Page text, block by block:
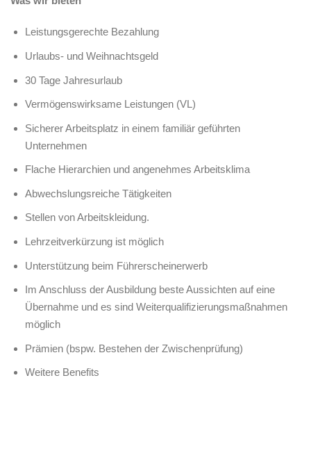
Leistungsgerechte Bezahlung
Urlaubs- und Weihnachtsgeld
30 Tage Jahresurlaub
Vermögenswirksame Leistungen (VL)
Sicherer Arbeitsplatz in einem familiär geführten
Unternehmen
Flache Hierarchien und angenehmes Arbeitsklima
Abwechslungsreiche Tätigkeiten
Stellen von Arbeitskleidung.
Lehrzeitverkürzung ist möglich
Unterstützung beim Führerscheinerwerb
Im Anschluss der Ausbildung beste Aussichten auf eine
Übernahme und es sind Weiterqualifizierungsmaßnahmen
möglich
Prämien (bspw. Bestehen der Zwischenprüfung)
Weitere Benefits